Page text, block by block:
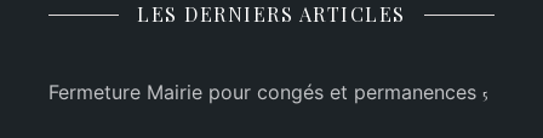
LES DERNIERS ARTICLES
Fermeture Mairie pour congés et permanences 5